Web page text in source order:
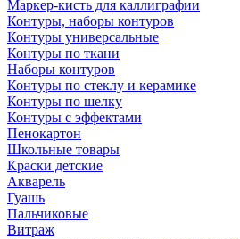
Маркер-кисть для каллиграфии
Контуры, наборы контуров
Контуры универсальные
Контуры по ткани
Наборы контуров
Контуры по стеклу и керамике
Контуры по шелку
Контуры с эффектами
Пенокартон
Школьные товары
Краски детские
Акварель
Гуашь
Пальчиковые
Витраж